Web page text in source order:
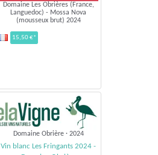
Domaine Les Obrières (France,
Languedoc) - Mossa Nova
(mousseux brut) 2024
15,50 €*
Domaine Obrière · 2024
Vin blanc Les Fringants 2024 -